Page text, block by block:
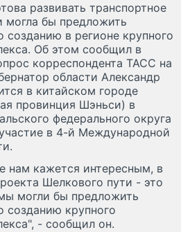
развивать транспортное
бы предложить
в регионе крупного
Об этом сообщил в
корреспондента ТАСС на
области Александр
в китайском городе
провинция Шэньси) в
федерального округа
в 4-й Международной
нам кажется интересным, в
Шелкового пути - это
могли бы предложить
созданию крупного
- сообщил он.